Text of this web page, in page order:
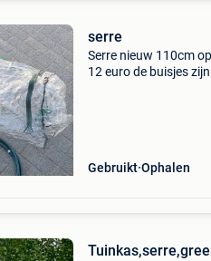
serre
Serre nieuw 110cm
12 euro de buisjes
Gebruikt Ophalen